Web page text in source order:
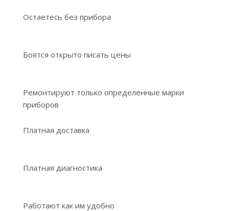
Остаетесь без прибора
Боятся открыто писать цены
Ремонтируют только определенные марки
приборов
Платная доставка
Платная диагностика
Работают как им удобно